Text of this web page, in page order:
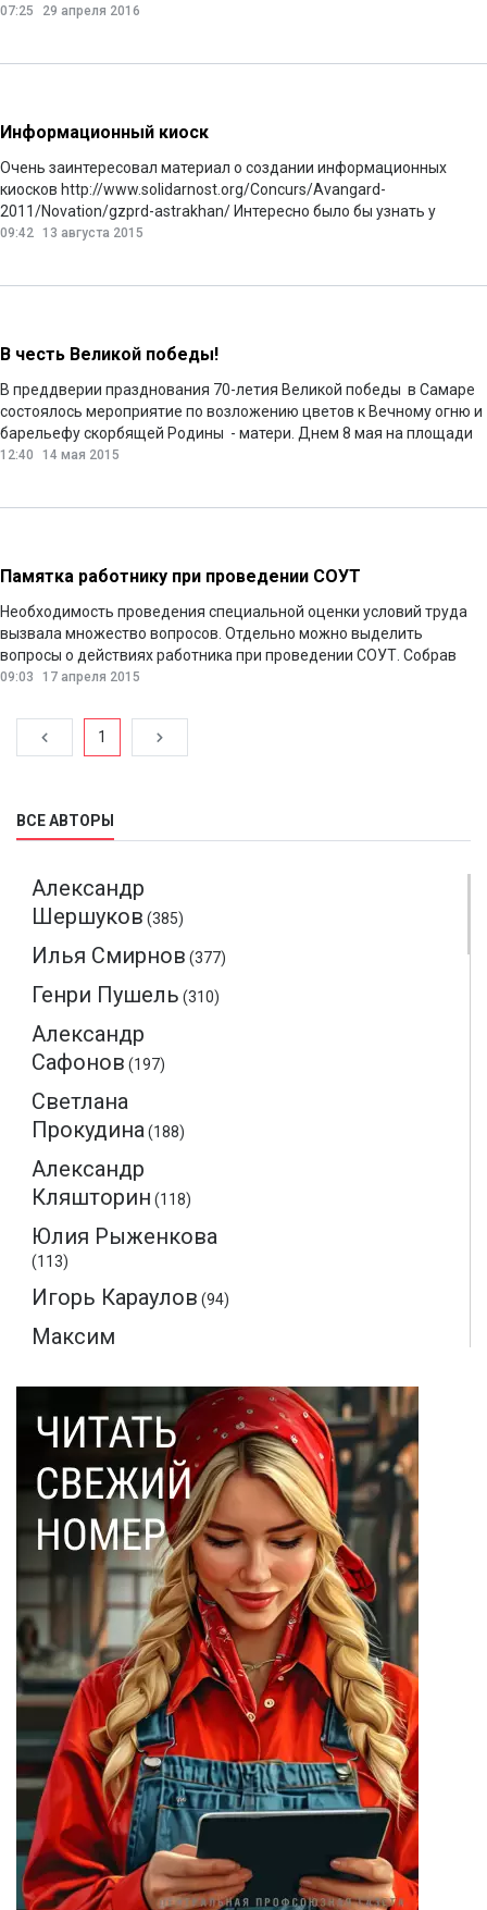
вопросам охраны труда, промышленной и пожарной безопасности,
законодательство.Читать далее
07:25 29 апреля 2016
Информационный киоск
Очень заинтересовал материал о создании информационных
киосков http://www.solidarnost.org/Concurs/Avangard-
2011/Novation/gzprd-astrakhan/ Интересно было бы узнать у
авторов, как данный проект показал себя. Велась ли статистика
09:42 13 августа 2015
В честь Великой победы!
В преддверии празднования 70-летия Великой победы в Самаре
состоялось мероприятие по возложению цветов к Вечному огню и
барельефу скорбящей Родины - матери. Днем 8 мая на площади
Славы собрались тысячи самарцев: представители власти,
12:40 14 мая 2015
Памятка работнику при проведении СОУТ
Необходимость проведения специальной оценки условий труда
вызвала множество вопросов. Отдельно можно выделить
вопросы о действиях работника при проведении СОУТ. Собрав
воедино пожелания работников, советы уполномоченных по
информации, подготовили памятку для работников при
проведении СОУТ. Жду ваших пожеланий и рекомендаций для
09:03 17 апреля 2015
1
ВСЕ АВТОРЫ
Александр
Шершуков (385)
Илья Смирнов (377)
Генри Пушель (310)
Александр
Сафонов (197)
Светлана
Прокудина (188)
Александр
Кляшторин (118)
Юлия Рыженкова
(113)
Игорь Караулов (94)
Максим
Монте-Кристо(40)
Ольга Соловьева
(28)
Эдмон Дантес(28)
Наталья Кочемина
(23)
Вадим Барабанов
(18)
Дмитрий Чуйков
(18)
Камиль Айсин (18)
Александр
Запесоцкий(16)
Александр
Боданин(15)
Алена Беллис(15)